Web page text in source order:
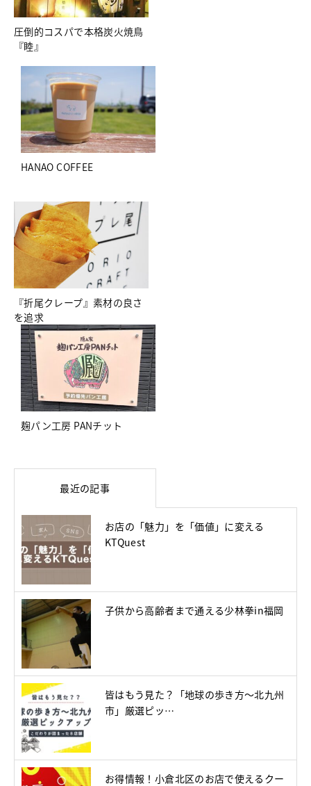
圧倒的コスパで本格炭火焼鳥
『睦』
HANAO COFFEE
『折尾クレープ』素材の良さ
を追求
麹パン工房 PANチット
最近の記事
お店の「魅力」を「価値」に変える
KTQuest
子供から高齢者まで通える少林拳in福岡
皆はもう見た？「地球の歩き方～北九州
市」厳選ピッ…
お得情報！小倉北区のお店で使えるクー